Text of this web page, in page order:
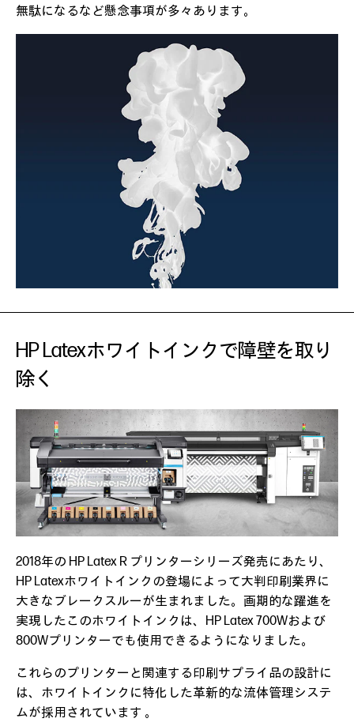
無駄になるなど懸念事項が多々あります。
HP Latexホワイトインクで障壁を取り
除く
2018年の HP Latex R プリンターシリーズ発売にあたり、
HP Latexホワイトインクの登場によって大判印刷業界に
大きなブレークスルーが生まれました。画期的な躍進を
実現したこのホワイトインクは、HP Latex 700Wおよび
800Wプリンターでも使用できるようになりました。
これらのプリンターと関連する印刷サプライ品の設計に
は、ホワイトインクに特化した革新的な流体管理システ
ムが採用されています 。